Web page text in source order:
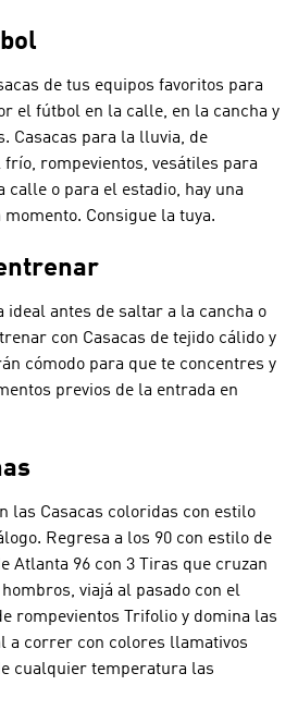
de tus equipos favoritos para
el fútbol en la calle, en la cancha y
Casacas para la lluvia, de
rompevientos, vesátiles para
o para el estadio, hay una
Consigue la tuya.
ideal antes de saltar a la cancha o
con Casacas de tejido cálido y
cómodo para que te concentres y
previos de la entrada en
las Casacas coloridas con estilo
Regresa a los 90 con estilo de
Atlanta 96 con 3 Tiras que cruzan
viajá al pasado con el
rompevientos Trifolio y domina las
a correr con colores llamativos
cualquier temperatura las